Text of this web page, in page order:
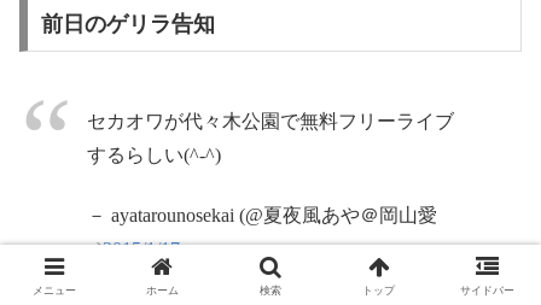
前日のゲリラ告知
セカオワが代々木公園で無料フリーライブ
するらしい(^-^)
－ ayatarounosekai (@夏夜風あや＠岡山愛
♪)2015/1/17
メニュー ホーム 検索 トップ サイドバー